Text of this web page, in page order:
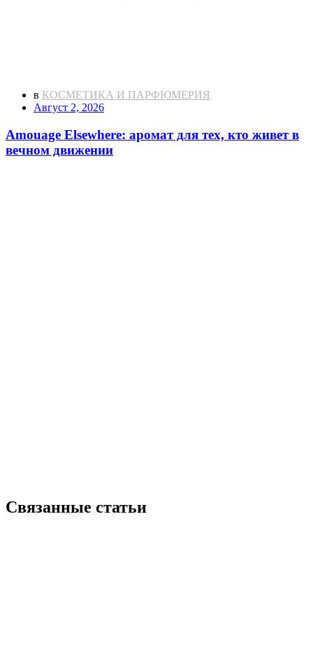
в КОСМЕТИКА И ПАРФЮМЕРИЯ
Август 2, 2026
Amouage Elsewhere: аромат для тех, кто живет в
вечном движении
Связанные статьи